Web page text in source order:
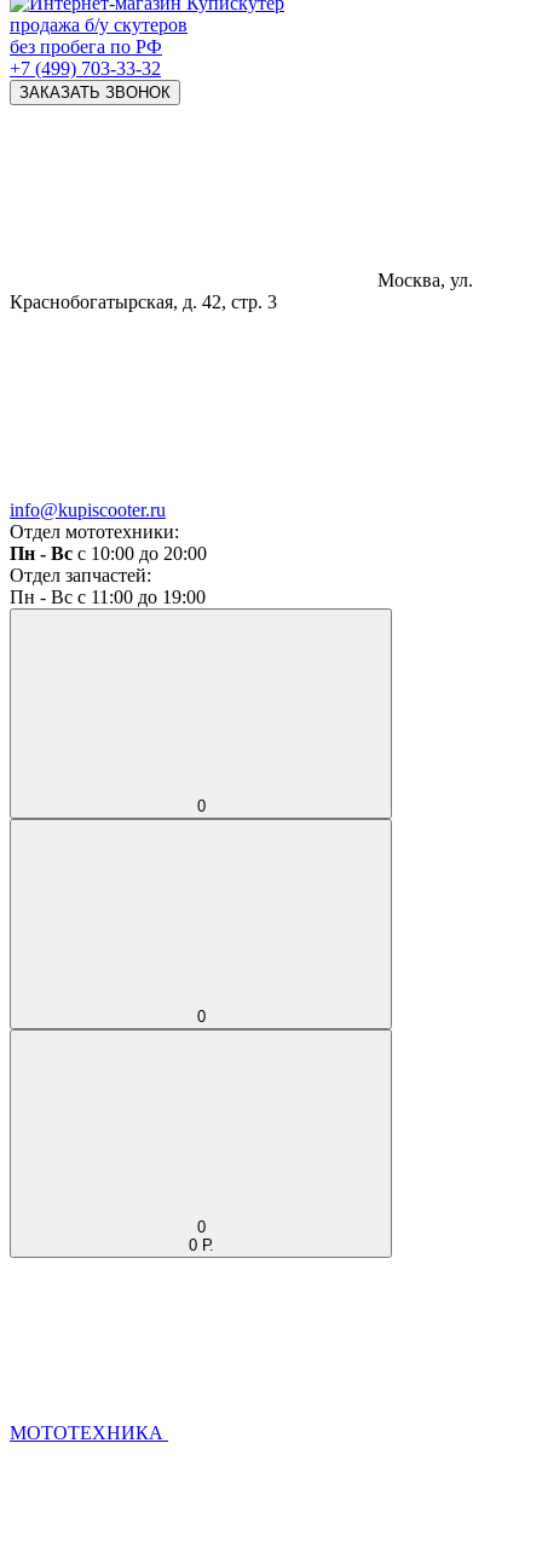
продажа б/у скутеров
без пробега по РФ
+7 (499) 703-33-32
ЗАКАЗАТЬ ЗВОНОК
Москва, ул.
Краснобогатырская, д. 42, стр. 3
info@kupiscooter.ru
Отдел мототехники:
Пн - Вс с 10:00 до 20:00
Отдел запчастей:
Пн - Вс с 11:00 до 19:00
0
0
0
0 Р.
МОТОТЕХНИКА